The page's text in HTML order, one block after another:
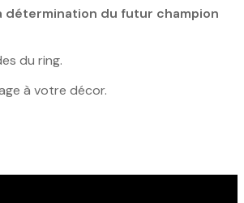
détermination du futur champion
du ring.
à votre décor.